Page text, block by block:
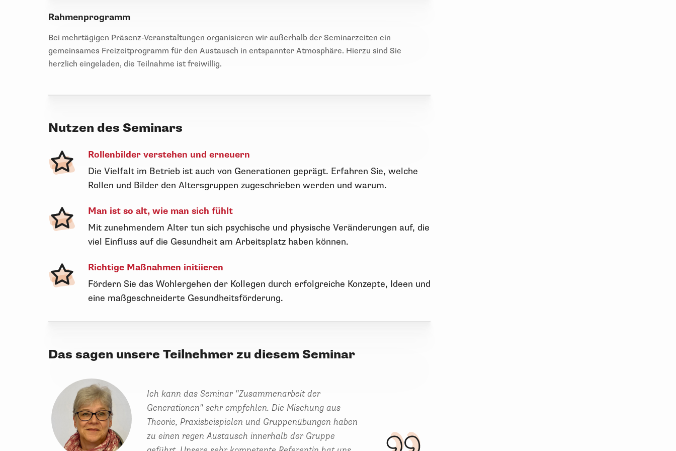
Rahmenprogramm
Bei mehrtägigen Präsenz-Veranstaltungen organisieren wir außerhalb der Seminarzeiten ein
gemeinsames Freizeitprogramm für den Austausch in entspannter Atmosphäre. Hierzu sind Sie
herzlich eingeladen, die Teilnahme ist freiwillig.
Nutzen des Seminars
Rollenbilder verstehen und erneuern
Die Vielfalt im Betrieb ist auch von Generationen geprägt. Erfahren Sie, welche
Rollen und Bilder den Altersgruppen zugeschrieben werden und warum.
Man ist so alt, wie man sich fühlt
Mit zunehmendem Alter tun sich psychische und physische Veränderungen auf, die
viel Einfluss auf die Gesundheit am Arbeitsplatz haben können.
Richtige Maßnahmen initiieren
Fördern Sie das Wohlergehen der Kollegen durch erfolgreiche Konzepte, Ideen und
eine maßgeschneiderte Gesundheitsförderung.
Das sagen unsere Teilnehmer zu diesem Seminar
Ich kann das Seminar "Zusammenarbeit der
Generationen" sehr empfehlen. Die Mischung aus
Theorie, Praxisbeispielen und Gruppenübungen haben
zu einen regen Austausch innerhalb der Gruppe